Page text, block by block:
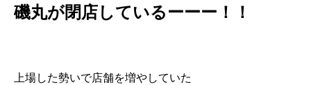
磯丸が閉店しているーーー！！
上場した勢いで店舗を増やしていた